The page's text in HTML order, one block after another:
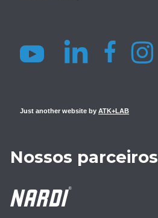
Just another website by ATK+LAB
Nossos parceiros